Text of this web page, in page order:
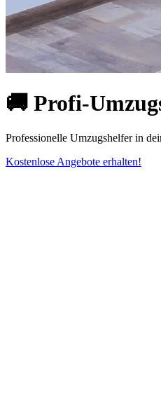
🚚 Profi-
Professionelle Umzugshelfer in
Kostenlose Angebote erhalten!